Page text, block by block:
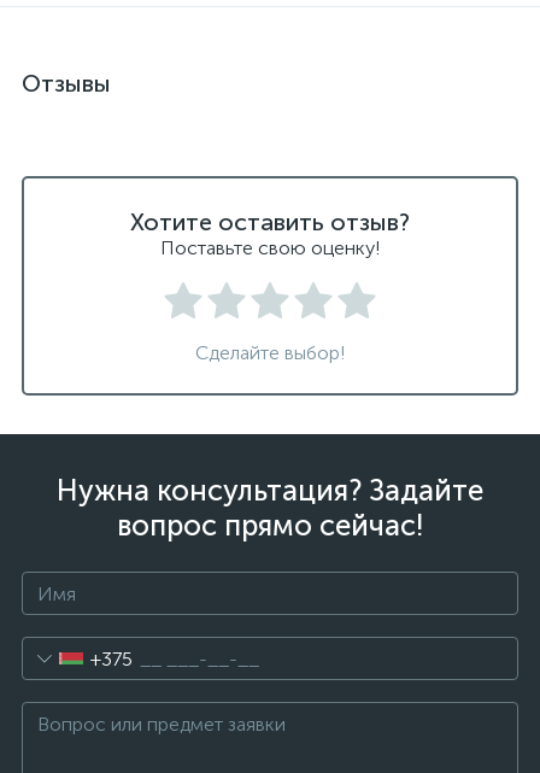
Отзывы
Хотите оставить отзыв?
Поставьте свою оценку!
Сделайте выбор!
Нужна консультация? Задайте
вопрос прямо сейчас!
+375